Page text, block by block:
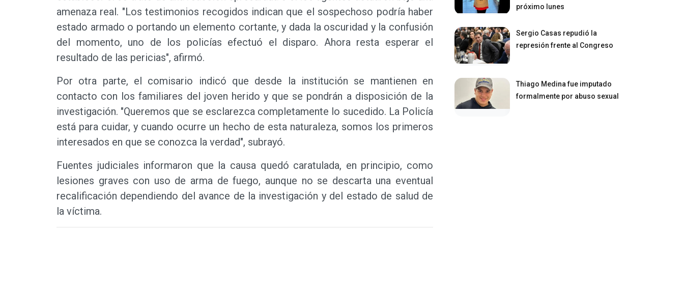
amenaza real. "Los testimonios recogidos indican que el sospechoso podría haber
estado armado o portando un elemento cortante, y dada la oscuridad y la confusión
del momento, uno de los policías efectuó el disparo. Ahora resta esperar el
resultado de las pericias", afirmó.
Por otra parte, el comisario indicó que desde la institución se mantienen en
contacto con los familiares del joven herido y que se pondrán a disposición de la
investigación. "Queremos que se esclarezca completamente lo sucedido. La Policía
está para cuidar, y cuando ocurre un hecho de esta naturaleza, somos los primeros
interesados en que se conozca la verdad", subrayó.
Fuentes judiciales informaron que la causa quedó caratulada, en principio, como
lesiones graves con uso de arma de fuego, aunque no se descarta una eventual
recalificación dependiendo del avance de la investigación y del estado de salud de
la víctima.
próximo lunes
Sergio Casas repudió la
represión frente al Congreso
Thiago Medina fue imputado
formalmente por abuso sexual